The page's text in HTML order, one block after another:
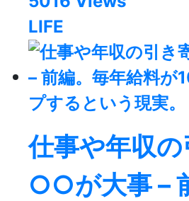
LIFE
仕事や年収
○○が大事 –